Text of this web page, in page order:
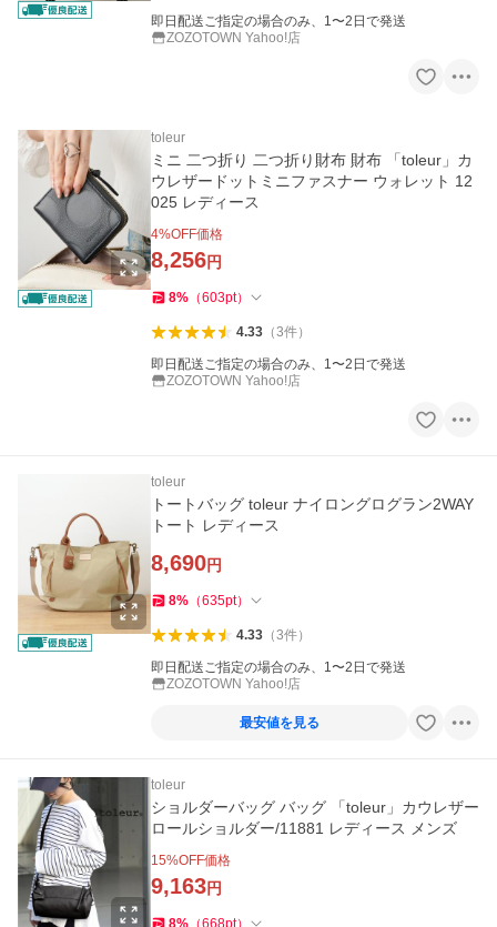
即日配送ご指定の場合のみ、1〜2日で発送
ZOZOTOWN Yahoo!店
toleur
ミニ 二つ折り 二つ折り財布 財布 「toleur」カ
ウレザードットミニファスナー ウォレット 12
025 レディース
4%OFF価格
8,256円
8% （603pt）
4.33（3件）
即日配送ご指定の場合のみ、1〜2日で発送
ZOZOTOWN Yahoo!店
toleur
トートバッグ toleur ナイロングログラン2WAY
トート レディース
8,690円
8% （635pt）
4.33（3件）
即日配送ご指定の場合のみ、1〜2日で発送
ZOZOTOWN Yahoo!店
最安値を見る
toleur
ショルダーバッグ バッグ 「toleur」カウレザー
ロールショルダー/11881 レディース メンズ
15%OFF価格
9,163円
8% （668pt）